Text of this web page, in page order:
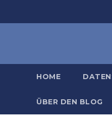
Inhalt
HOME
ÜBER DEN BLOG